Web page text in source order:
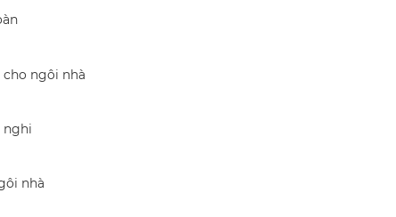
cho ngôi nhà
nghi
nhà